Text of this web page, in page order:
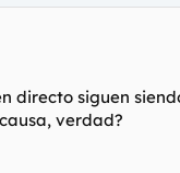
directo siguen
verdad?